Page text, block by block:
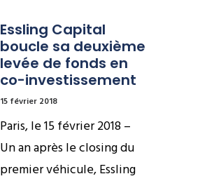
Essling Capital
boucle sa deuxième
levée de fonds en
co-investissement
15 février 2018
Paris, le 15 février 2018 –
Un an après le closing du
premier véhicule, Essling